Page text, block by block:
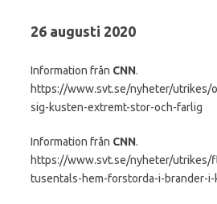
26 augusti 2020
Information från CNN.
https://www.svt.se/nyheter/utrikes/
sig-kusten-extremt-stor-och-farlig
Information från CNN.
https://www.svt.se/nyheter/utrikes/
tusentals-hem-forstorda-i-brander-i-